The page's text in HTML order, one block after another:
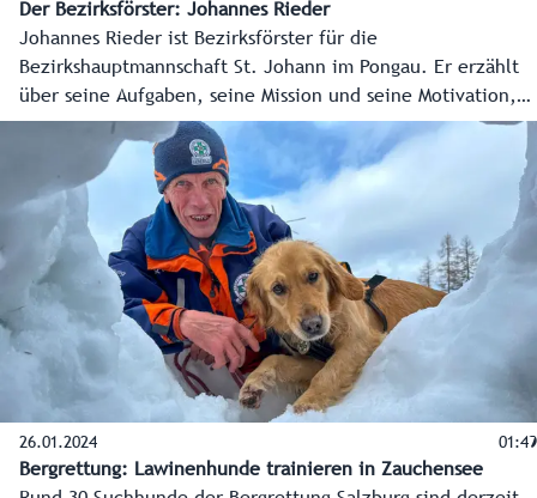
Der Bezirksförster: Johannes Rieder
Johannes Rieder ist Bezirksförster für die
Bezirkshauptmannschaft St. Johann im Pongau. Er erzählt
über seine Aufgaben, seine Mission und seine Motivation,
für das Land Salzburg und die Menschen zu arbeiten.
26.01.2024 01:49
Bergrettung: Lawinenhunde trainieren in Zauchensee